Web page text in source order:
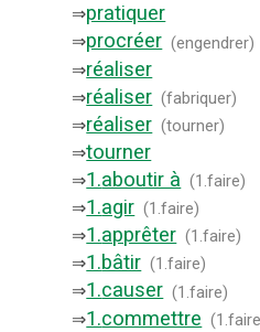
⇒pratiquer
⇒procréer (engendrer)
⇒réaliser
⇒réaliser (fabriquer)
⇒réaliser (tourner)
⇒tourner
⇒1.aboutir à (1.faire)
⇒1.agir (1.faire)
⇒1.apprêter (1.faire)
⇒1.bâtir (1.faire)
⇒1.causer (1.faire)
⇒1.commettre (